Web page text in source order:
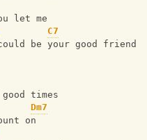
let me
C7
be your good friend
times
Dm7
on